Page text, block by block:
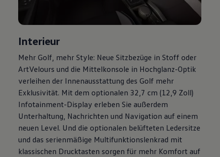
Volkswagen Kundenbetreuung
Interieur
Mehr Golf , mehr Style: Neue Sitzbezüge in Stoff oder
ArtVelours und die Mittelkonsole in Hochglanz-Optik
verleihen der Innenausstattung des Golf mehr
Exklusivität. Mit dem optionalen 32,7 cm (12,9 Zoll)
Infotainment-Display erleben Sie außerdem
Unterhaltung, Nachrichten und Navigation auf einem
neuen Level. Und die optionalen belüfteten Ledersitze
und das serienmäßige Multifunktionslenkrad mit
klassischen Drucktasten sorgen für mehr Komfort auf